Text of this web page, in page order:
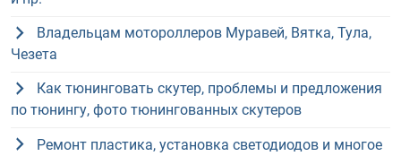
Владельцам мотороллеров Муравей, Вятка, Тула,
Чезета
Как тюнинговать скутер, проблемы и предложения
по тюнингу, фото тюнингованных скутеров
Ремонт пластика, установка светодиодов и многое